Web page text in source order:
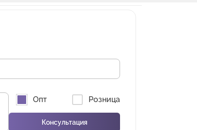
Опт Розница